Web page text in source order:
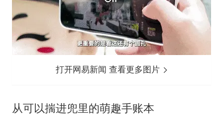
打开网易新闻 查看更多图片
从可以揣进兜里的萌趣手账本